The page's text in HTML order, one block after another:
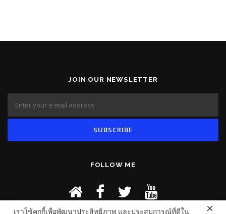
JOIN OUR NEWSLETTER
FOLLOW ME
เราใช้คุกกี้เพื่อพัฒนาประสิทธิภาพ และประสบการณ์ที่ดีใน